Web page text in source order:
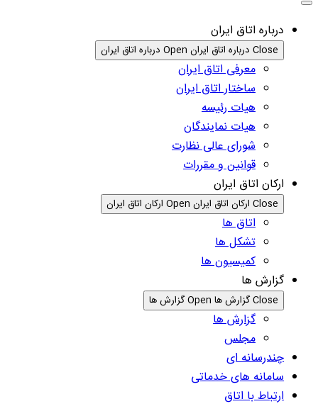
درباره اتاق ایران
Close درباره اتاق ایران Open درباره اتاق ایران
معرفی اتاق ایران
ساختار اتاق ایران
هیات رئیسه
هیات نمایندگان
شورای عالی نظارت
قوانین و مقررات
ارکان اتاق ایران
Close ارکان اتاق ایران Open ارکان اتاق ایران
اتاق ها
تشکل ها
کمیسیون ها
گزارش ها
Close گزارش ها Open گزارش ها
گزارش ها
مجلس
چندرسانه ای
سامانه های خدماتی
ارتباط با اتاق